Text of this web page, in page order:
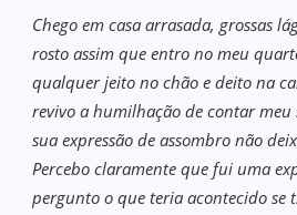
Chego em casa arrasada, grossas
rosto assim que entro no meu
qualquer jeito no chão e deito na
revivo a humilhação de contar meu
sua expressão de assombro não
Percebo claramente que fui uma
pergunto o que teria acontecido se